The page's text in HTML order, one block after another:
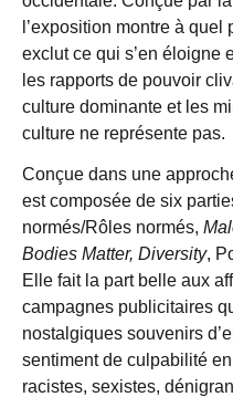
l’exposition montre à
exclut ce qui s’en éloigne
les rapports de pouvoir
culture dominante et les
culture ne représente pas.
Conçue dans une
est composée de six
normés/Rôles normés,
Bodies Matter, Diversity,
Elle fait la part belle aux
campagnes publicitaires
nostalgiques souvenirs
sentiment de culpabilité
racistes, sexistes,